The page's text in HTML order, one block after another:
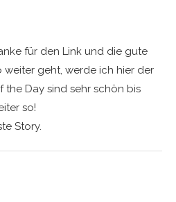
für den Link und die gute
weiter geht, werde ich hier der
the Day sind sehr schön bis
so!
Story.